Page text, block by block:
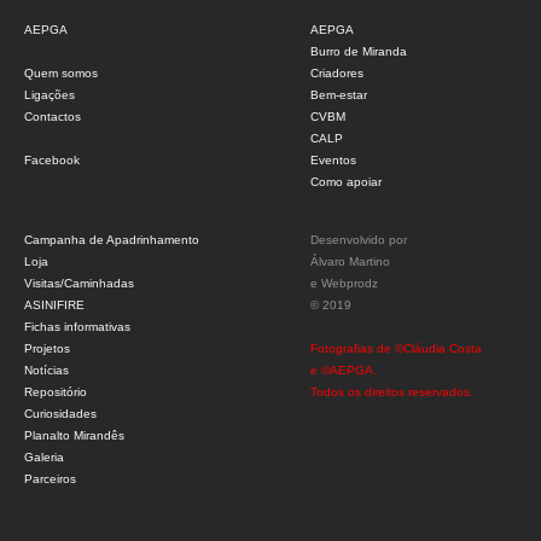
AEPGA
Quem somos
Ligações
Contactos
Facebook
AEPGA
Burro de Miranda
Criadores
Bem-estar
CVBM
CALP
Eventos
Como apoiar
Campanha de Apadrinhamento
Loja
Visitas/Caminhadas
ASINIFIRE
Fichas informativas
Projetos
Notícias
Repositório
Curiosidades
Planalto Mirandês
Galeria
Parceiros
Desenvolvido por
Álvaro Martino
e Webprodz
© 2019
Fotografias de ©Cláudia Costa
e ©AEPGA.
Todos os direitos reservados.